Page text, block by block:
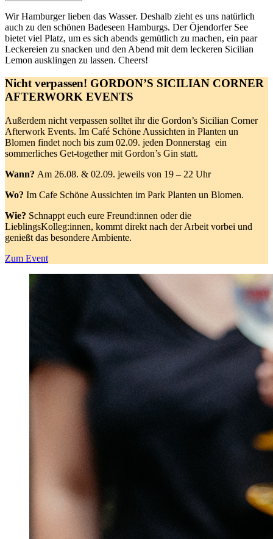
Wir Hamburger lieben das Wasser. Deshalb zieht es uns natürlich
auch zu den schönen Badeseen Hamburgs. Der Öjendorfer See
bietet viel Platz, um es sich abends gemütlich zu machen, ein paar
Leckereien zu snacken und den Abend mit dem leckeren Sicilian
Lemon ausklingen zu lassen. Cheers!
Nicht verpassen! GORDON’S SICILIAN CORNER
AFTERWORK EVENTS
Außerdem nicht verpassen solltet ihr die Gordon’s Sicilian Corner
Afterwork Events. Im Café Schöne Aussichten in Planten un
Blomen findet noch bis zum 02.09. jeden Donnerstag ein
sommerliches Get-together mit Gordon’s Gin statt.
Wann? Am 26.08. & 02.09. jeweils von 19 – 22 Uhr
Wo? Im Cafe Schöne Aussichten im Park Planten un Blomen.
Wie? Schnappt euch eure Freund:innen oder die
LieblingsKolleg:innen, kommt direkt nach der Arbeit vorbei und
genießt das besondere Ambiente.
Zum Event